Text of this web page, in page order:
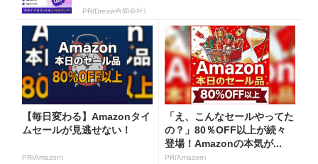
PR(Dreaw合同会社)
【毎日変わる】Amazonタイ
ムセールが見逃せない！
PR(Amazon)
「え、こんなセールやってた
の？」80％OFF以上が続々
登場！Amazonの本気が...
PR(Amazon)